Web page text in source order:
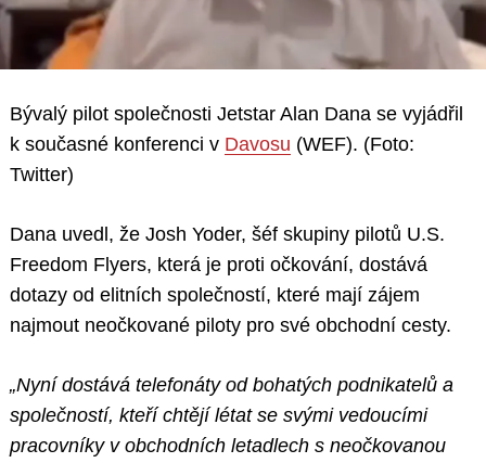
Bývalý pilot společnosti Jetstar Alan Dana se vyjádřil
k současné konferenci v Davosu (WEF). (Foto:
Twitter)
Dana uvedl, že Josh Yoder, šéf skupiny pilotů U.S.
Freedom Flyers, která je proti očkování, dostává
dotazy od elitních společností, které mají zájem
najmout neočkované piloty pro své obchodní cesty.
„Nyní dostává telefonáty od bohatých podnikatelů a
společností, kteří chtějí létat se svými vedoucími
pracovníky v obchodních letadlech s neočkovanou